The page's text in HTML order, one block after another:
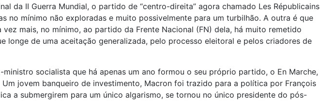
da II Guerra Mundial, o partido de “centro-direita” agora chamado Les Républicains
no mínimo não exploradas e muito possivelmente para um turbilhão. A outra é que
mais, no mínimo, ao partido da Frente Nacional (FN) dela, há muito remetido
de uma aceitação generalizada, pelo processo eleitoral e pelos criadores de
socialista que há apenas um ano formou o seu próprio partido, o En Marche,
jovem banqueiro de investimento, Macron foi trazido para a política por François
a submergirem para um único algarismo, se tornou no único presidente do pós-